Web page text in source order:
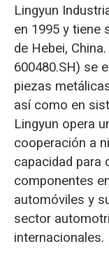
Lingyun
en 1995 y tiene
de Hebei,
600480.SH) se
piezas
así como en
Lingyun opera
cooperación a
capacidad para
componentes
automóviles y
sector
internacionales.